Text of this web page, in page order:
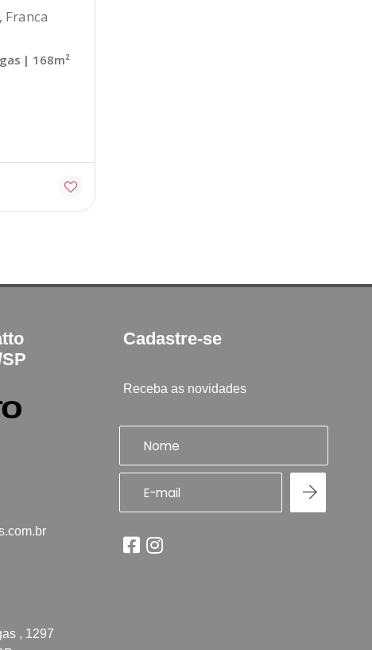
Franca
| 168m²
, 1297
Cadastre-se
Receba as novidades